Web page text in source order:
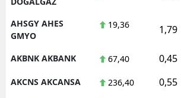
AHSGY AHES
GMYO
19,36 1,79
AKBNK AKBANK 67,40 0,45
AKCNS AKCANSA 236,40 0,55